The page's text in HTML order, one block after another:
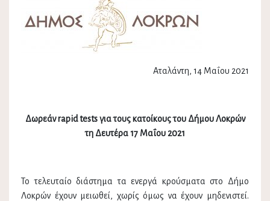
Αταλάντη, 14 Μαΐου 2021
Δωρεάν rapid testsγια τους κατοίκους του ΔήμουΛοκρών
τη Δευτέρα 17 Μαΐου 2021
Το τελευταίο διάστημα τα ενεργά κρούσματα στο Δήμο
Λοκρών έχουν μειωθεί, χωρίς όμως να έχουν μηδενιστεί.